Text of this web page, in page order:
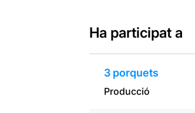
Ha participat a
3 porquets
Producció